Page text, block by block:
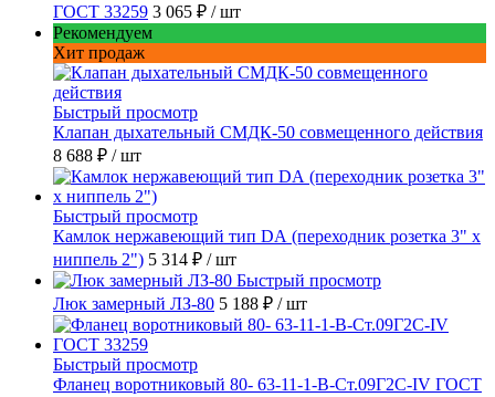
ГОСТ 33259 3 065 ₽ / шт
Рекомендуем
Хит продаж
Быстрый просмотр
Клапан дыхательный СМДК-50 совмещенного действия
8 688 ₽ / шт
Быстрый просмотр
Камлок нержавеющий тип DА (переходник розетка 3" х
ниппель 2") 5 314 ₽ / шт
Быстрый просмотр
Люк замерный ЛЗ-80 5 188 ₽ / шт
Быстрый просмотр
Фланец воротниковый 80- 63-11-1-B-Ст.09Г2С-IV ГОСТ